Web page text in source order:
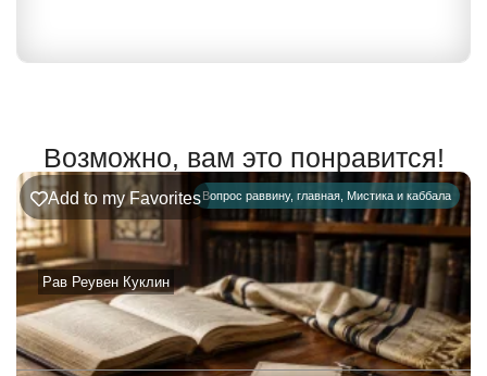
Возможно, вам это понравится!
Вопрос раввину, главная Мистика и каббала
Рав Реувен Куклин
Add to my Favorites